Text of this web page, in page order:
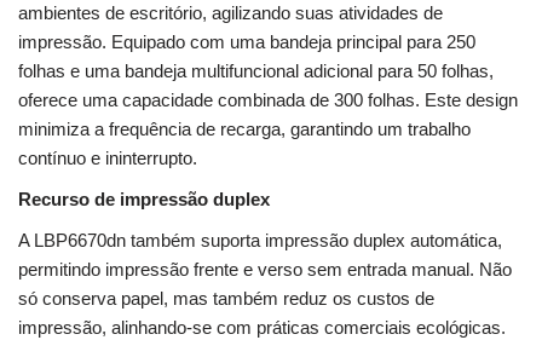
ambientes de escritório, agilizando suas atividades de
impressão. Equipado com uma bandeja principal para 250
folhas e uma bandeja multifuncional adicional para 50 folhas,
oferece uma capacidade combinada de 300 folhas. Este design
minimiza a frequência de recarga, garantindo um trabalho
contínuo e ininterrupto.
Recurso de impressão duplex
A LBP6670dn também suporta impressão duplex automática,
permitindo impressão frente e verso sem entrada manual. Não
só conserva papel, mas também reduz os custos de
impressão, alinhando-se com práticas comerciais ecológicas.